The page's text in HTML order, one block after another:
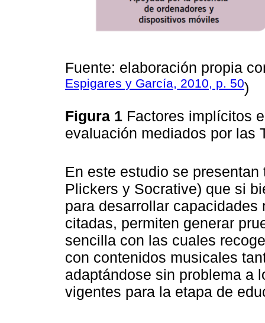
Fuente: elaboración propia
Espigares y García, 2010, p. 50)
Figura 1 Factores implícitos
evaluación mediados por las
En este estudio se
Plickers y Socrative) que si
para desarrollar
citadas, permiten generar
sencilla con las cuales
con contenidos musicales
adaptándose sin problema a
vigentes para la etapa de